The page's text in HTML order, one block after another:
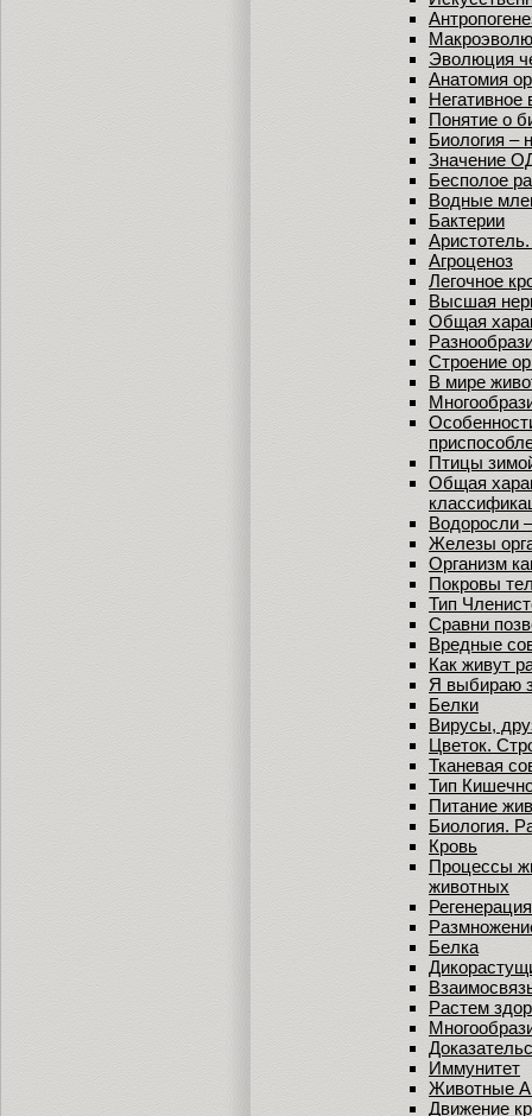
Эволюция
Анатомия
Негативное
Понятие о
Биология –
Значение
Бесполое
Водные
Бактерии
Агроценоз
Легочное
Высшая
Общая
Строение
В мире
Птицы
Общая
Водоросли
Железы
Организм
Покровы
Тип
Сравни
Вредные
Как живут
Я выбираю
Белки
Вирусы,
Цветок.
Тканевая
Тип
Питание
Биология.
Кровь
Процессы
животных
Белка
Растем
Иммунитет
Животные
Движение